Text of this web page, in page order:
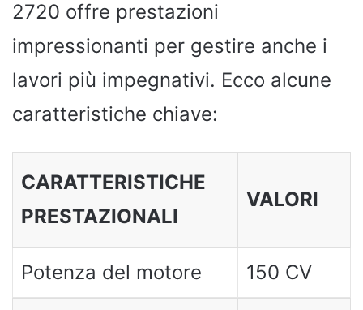
2720 offre prestazioni
impressionanti per gestire anche i
lavori più impegnativi. Ecco alcune
caratteristiche chiave:
CARATTERISTICHE
PRESTAZIONALI
VALORI
Potenza del motore 150 CV